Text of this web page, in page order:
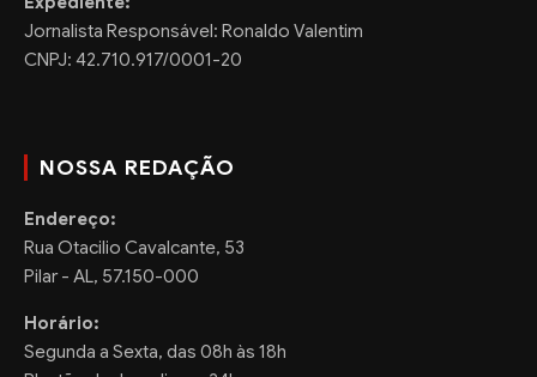
Jornalista Responsável: Ronaldo Valentim
CNPJ: 42.710.917/0001-20
NOSSA REDAÇÃO
Endereço:
Rua Otacilio Cavalcante, 53
Pilar - AL, 57.150-000
Horário:
Segunda a Sexta, das 08h às 18h